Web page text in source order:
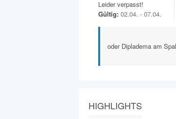
Leider verpasst!
Gültig: 02.04. - 07.04.
oder Dipladema am
HIGHLIGHTS